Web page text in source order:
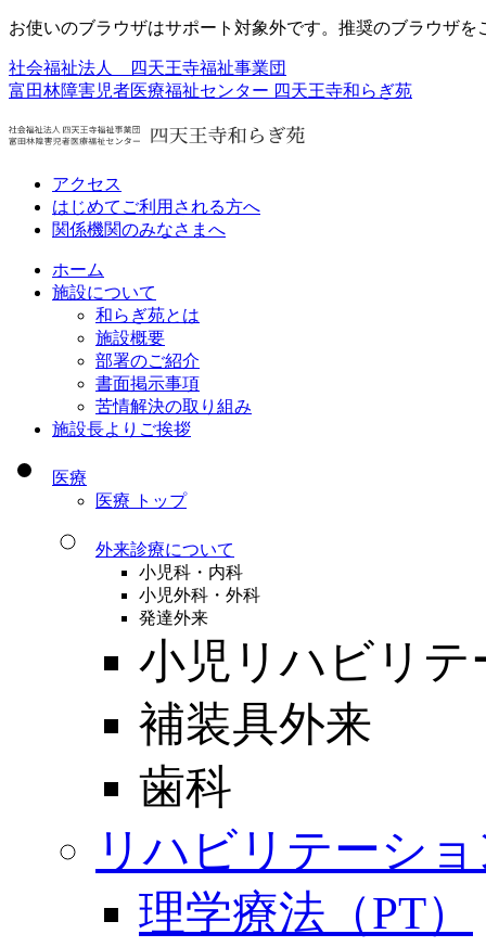
お使いのブラウザはサポート対象外です。推奨のブラウザを
社会福祉法人 四天王寺福祉事業団
富田林障害児者医療福祉センター 四天王寺和らぎ苑
アクセス
はじめてご利用される方へ
関係機関のみなさまへ
ホーム
施設について
和らぎ苑とは
施設概要
部署のご紹介
書面掲示事項
苦情解決の取り組み
施設長よりご挨拶
医療
医療 トップ
外来診療について
小児科・内科
小児外科・外科
発達外来
小児リハビリ
補装具外来
歯科
リハビリテーシ
理学療法（PT）